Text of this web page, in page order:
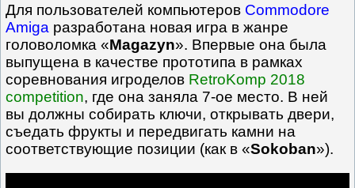
Для пользователей компьютеров Commodore
Amiga разработана новая игра в жанре
головоломка «Magazyn». Впервые она была
выпущена в качестве прототипа в рамках
соревнования игроделов RetroKomp 2018
competition, где она заняла 7-ое место. В ней
вы должны собирать ключи, открывать двери,
съедать фрукты и передвигать камни на
соответствующие позиции (как в «Sokoban»).